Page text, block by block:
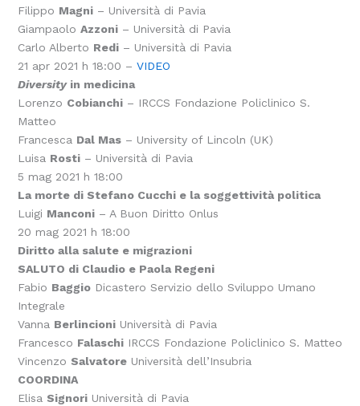
Filippo Magni– Università di Pavia
Giampaolo Azzoni– Università di Pavia
Carlo Alberto Redi– Università di Pavia
21 apr 2021 h 18:00 – VIDEO
Diversityin medicina
Lorenzo Cobianchi– IRCCS Fondazione Policlinico S.
Matteo
Francesca Dal Mas– University of Lincoln (UK)
Luisa Rosti– Università di Pavia
5 mag 2021 h 18:00
La morte di Stefano Cucchi e la soggettività politica
Luigi Manconi– A Buon Diritto Onlus
20 mag 2021 h 18:00
Diritto alla salute e migrazioni
SALUTO di Claudio e Paola Regeni
Fabio BaggioDicastero Servizio dello Sviluppo Umano
Integrale
Vanna BerlincioniUniversità di Pavia
Francesco FalaschiIRCCS Fondazione Policlinico S. Matteo
Vincenzo SalvatoreUniversità dell’Insubria
COORDINA
Elisa SignoriUniversità di Pavia